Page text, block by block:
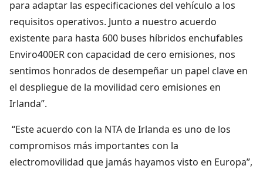
para adaptar las especificaciones del vehículo a los
requisitos operativos. Junto a nuestro acuerdo
existente para hasta 600 buses híbridos enchufables
Enviro400ER con capacidad de cero emisiones, nos
sentimos honrados de desempeñar un papel clave en
el despliegue de la movilidad cero emisiones en
Irlanda”.
“Este acuerdo con la NTA de Irlanda es uno de los
compromisos más importantes con la
electromovilidad que jamás hayamos visto en Europa”,